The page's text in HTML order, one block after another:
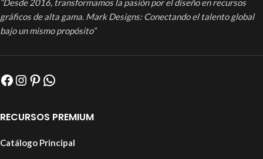
“Desde 2016, transformamos la pasión por el diseño en recursos
gráficos de alta gama. Mark Designs: Conectando el talento global
bajo un mismo propósito”
RECURSOS PREMIUM
Catálogo Principal